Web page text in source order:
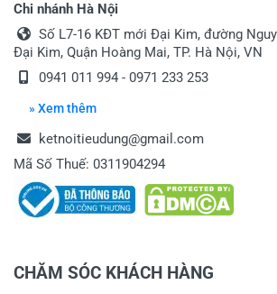
Gửi nhận xét
Chi nhánh Hà Nội
Số L7-16 KĐT mới Đại Kim, đường
Đại Kim, Quận Hoàng Mai, TP. Hà Nội, VN
0941 011 994 - 0971 233 253
» Xem thêm
ketnoitieudung@gmail.com
Mã Số Thuế: 0311904294
CHĂM SÓC KHÁCH HÀNG